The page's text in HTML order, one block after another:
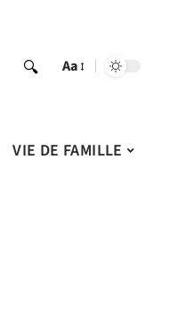
Aa
VIE DE FAMILLE